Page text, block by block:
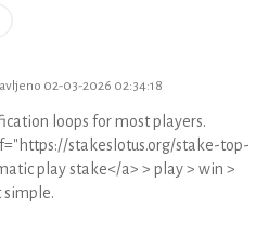
02-03-2026 02:34:18
loops for most players.
stakeslotus.org/stake-top-
play stake</a> > play > win >